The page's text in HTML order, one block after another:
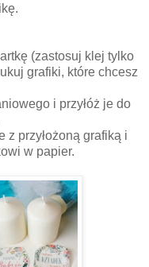
(zastosuj klej tylko
grafiki, które chcesz
i przyłóż je do
z przyłożoną grafiką i
w papier.